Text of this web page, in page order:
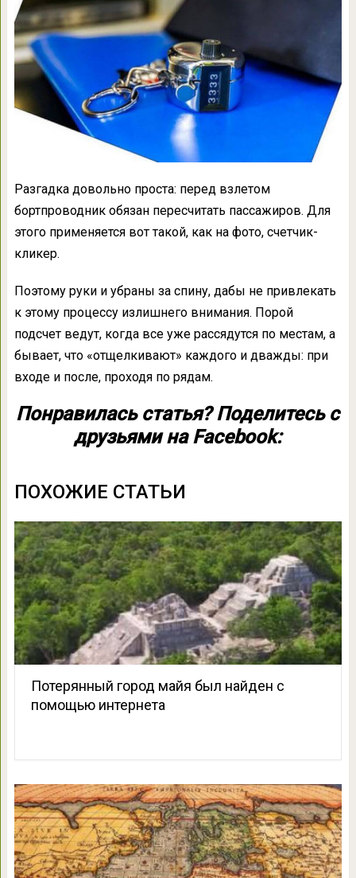
Разгадка довольно проста: перед взлетом
бортпроводник обязан пересчитать пассажиров. Для
этого применяется вот такой, как на фото, счетчик-
кликер.
Поэтому руки и убраны за спину, дабы не привлекать
к этому процессу излишнего внимания. Порой
подсчет ведут, когда все уже рассядутся по местам, а
бывает, что «отщелкивают» каждого и дважды: при
входе и после, проходя по рядам.
Понравилась статья? Поделитесь с
друзьями на Facebook:
ПОХОЖИЕ СТАТЬИ
Потерянный город майя был найден с
помощью интернета